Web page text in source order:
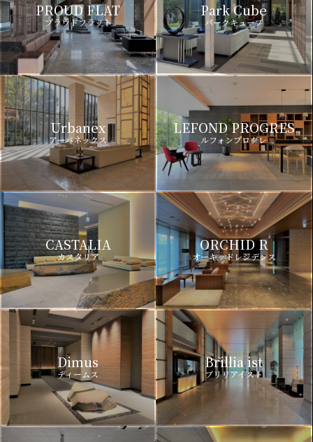
PROUD FLAT
プラウドフラット
Park Cube
パークキューブ
Urbanex
アーバネックス
LEFOND PROGRES
ルフォンプログレ
CASTALIA
カスタリア
ORCHID R
オーキッドレジデンス
Dimus
ディームス
Brillia ist
ブリリアイスト